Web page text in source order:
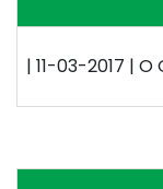
| 11-03-2017 |